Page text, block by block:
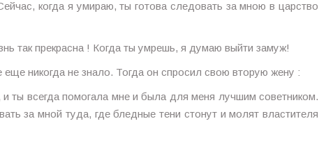
когда я умираю, ты готова следовать за мною в царство
так прекрасна ! Когда ты умрешь, я думаю выйти замуж!
еще никогда не знало. Тогда он спросил свою вторую жену :
ты всегда помогала мне и была для меня лучшим советником.
за мной туда, где бледные тени стонут и молят властителя